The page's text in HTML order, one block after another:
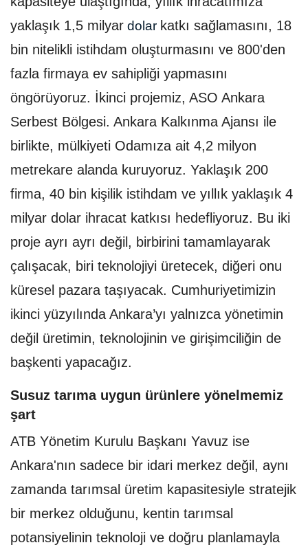
yaklaşık 1,5 milyar dolar katkı sağlamasını, 18
bin nitelikli istihdam oluşturmasını ve 800'den
fazla firmaya ev sahipliği yapmasını
öngörüyoruz. İkinci projemiz, ASO Ankara
Serbest Bölgesi. Ankara Kalkınma Ajansı ile
birlikte, mülkiyeti Odamıza ait 4,2 milyon
metrekare alanda kuruyoruz. Yaklaşık 200
firma, 40 bin kişilik istihdam ve yıllık yaklaşık 4
milyar dolar ihracat katkısı hedefliyoruz. Bu iki
proje ayrı ayrı değil, birbirini tamamlayarak
çalışacak, biri teknolojiyi üretecek, diğeri onu
küresel pazara taşıyacak. Cumhuriyetimizin
ikinci yüzyılında Ankara’yı yalnızca yönetimin
değil üretimin, teknolojinin ve girişimciliğin de
başkenti yapacağız.
Susuz tarıma uygun ürünlere yönelmemiz
şart
ATB Yönetim Kurulu Başkanı Yavuz ise
Ankara'nın sadece bir idari merkez değil, aynı
zamanda tarımsal üretim kapasitesiyle stratejik
bir merkez olduğunu, kentin tarımsal
potansiyelinin teknoloji ve doğru planlamayla